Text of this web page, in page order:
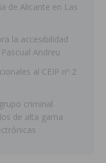
de Alicante en Las
la accesibilidad
Andreu
al CEIP nº 2
criminal
de alta gama